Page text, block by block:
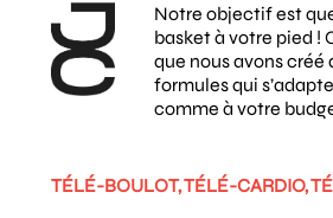
Notre objectif est
basket à votre pied !
que nous avons créé
formules qui
comme à votre
TÉLÉ-BOULOT, TÉLÉ-CARDIO,